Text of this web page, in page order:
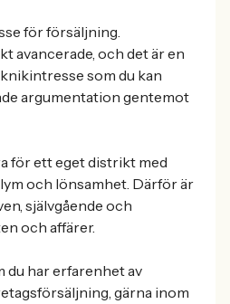
för försäljning.
avancerade, och det är en
som du kan
argumentation gentemot
för ett eget distrikt med
och lönsamhet. Därför är
självgående och
och affärer.
du har erfarenhet av
gärna inom